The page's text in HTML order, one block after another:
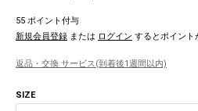
55 ポイント付与
新規会員登録 または ログイン するとポイント
返品・交換 サービス(到着後1週間以内)
SIZE